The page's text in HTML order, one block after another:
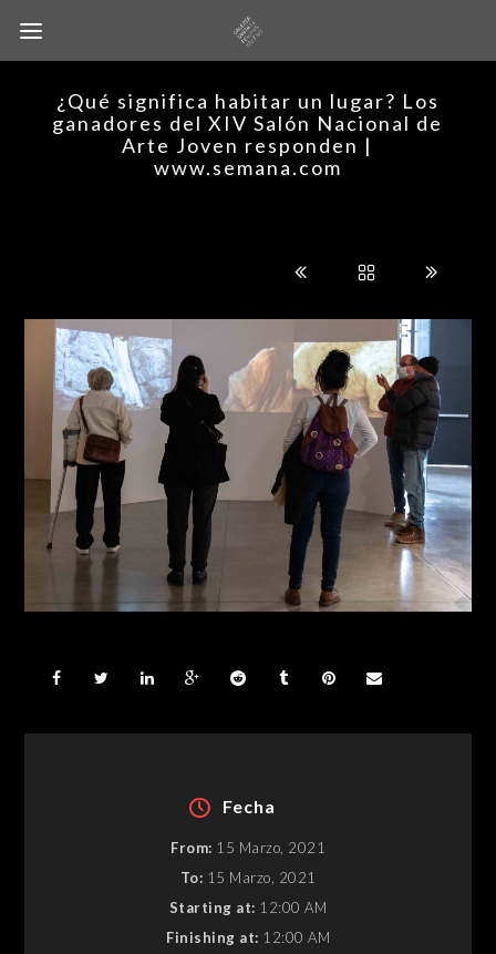
¿Qué significa habitar un lugar? Los
ganadores del XIV Salón Nacional de
Arte Joven responden |
www.semana.com
Fecha
From: 15 Marzo, 2021
To: 15 Marzo, 2021
Starting at: 12:00 AM
Finishing at: 12:00 AM